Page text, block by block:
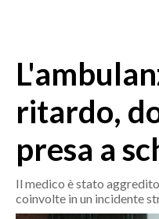
MEDIO CAMPIDANO
SASSARI E PROVINCIA
NUORO E PROVINCIA
OGLIASTRA
AGENDA
ritardo,
presa a
Il medico è stato
coinvolte in un incidente